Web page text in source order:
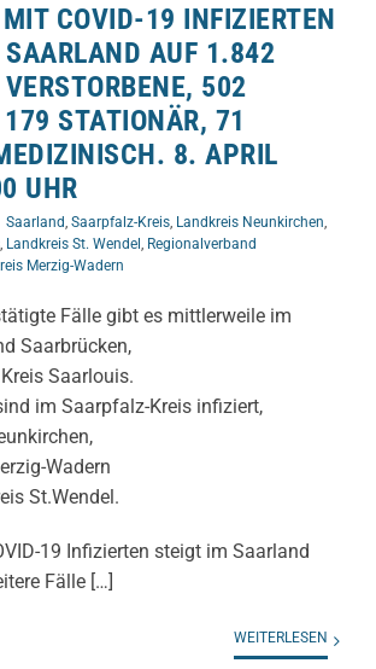
COVID-19 INFIZIERTEN
AUF 1.842
502
179 STATIONÄR, 71
8. APRIL
UHR
Saarland, Saarpfalz-Kreis, Landkreis Neunkirchen,
, Landkreis St. Wendel, Regionalverband
Merzig-Wadern
Fälle gibt es mittlerweile im
Saarbrücken,
Saarlouis.
im Saarpfalz-Kreis infiziert,
Wadern
St.Wendel.
19 Infizierten steigt im Saarland
Fälle […]
WEITERLESEN